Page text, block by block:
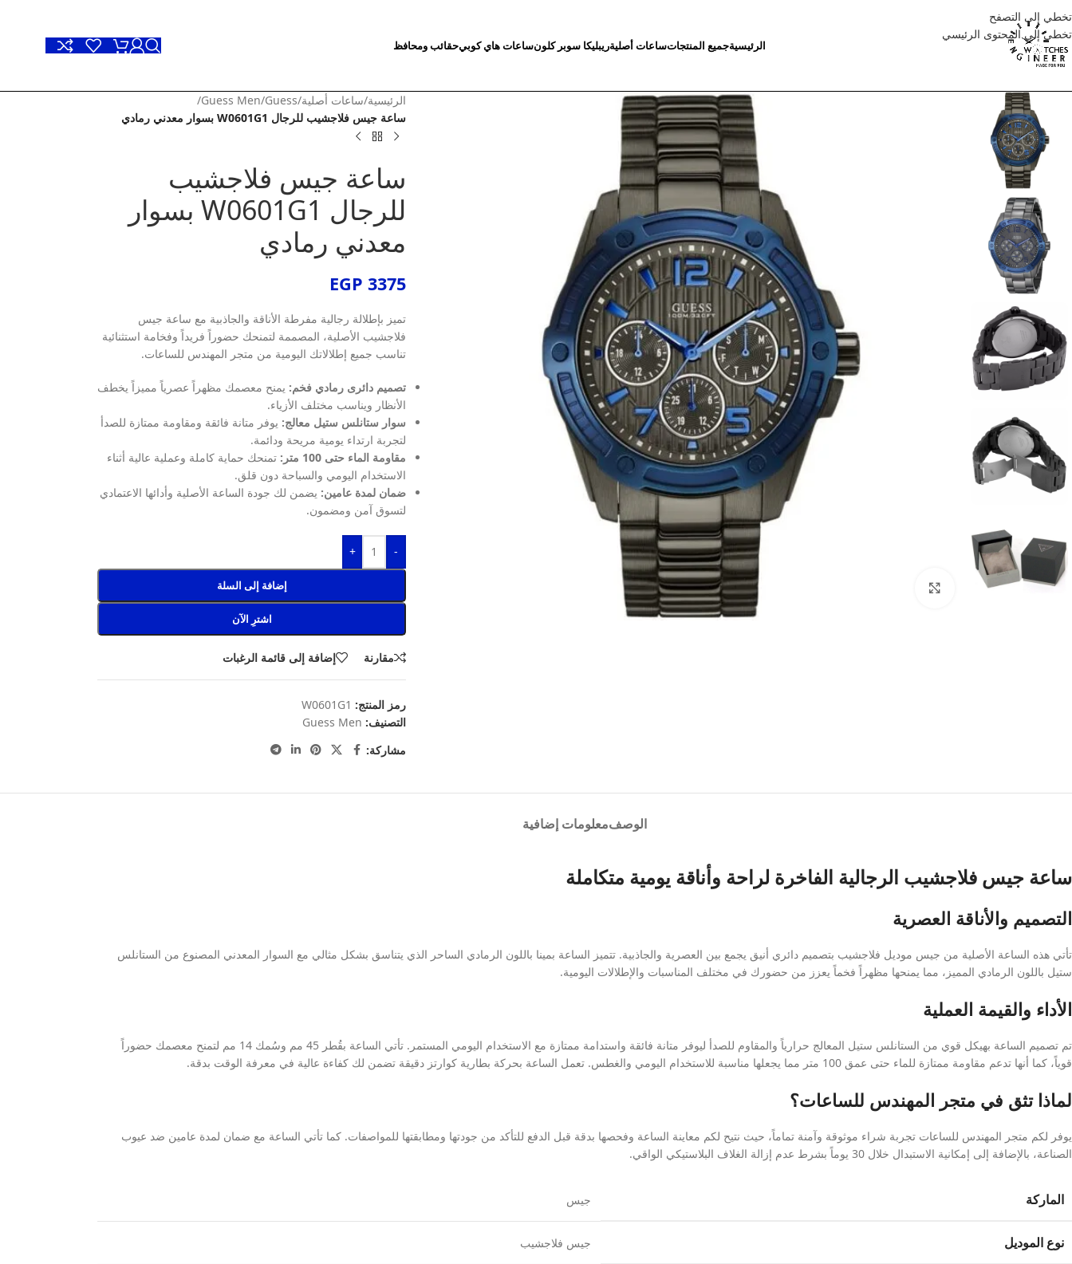
تخطي إلى التصفح
تخطي إلى المحتوى الرئيسي
الرئيسيةجميع المنتجاتساعات أصليةريبليكا سوبر كلونساعات هاي كوبيحقائب ومحافظ
الرئيسية/ساعات أصلية/
Guess
/
Guess Men
/
ساعة جيس فلاجشيب للرجال W0601G1 بسوار معدني رمادي
ساعة جيس فلاجشيب
للرجال W0601G1 بسوار
معدني رمادي
EGP 3375
تميز بإطلالة رجالية مفرطة الأناقة والجاذبية مع ساعة جيس
فلاجشيب الأصلية، المصممة لتمنحك حضوراً فريداً وفخامة استثنائية
تناسب جميع إطلالاتك اليومية من متجر المهندس للساعات.
تصميم دائرى رمادي فخم: يمنح معصمك مظهراً عصرياً مميزاً يخطف
الأنظار ويناسب مختلف الأزياء.
سوار ستانلس ستيل معالج: يوفر متانة فائقة ومقاومة ممتازة للصدأ
لتجربة ارتداء يومية مريحة ودائمة.
مقاومة الماء حتى 100 متر:
تمنحك حماية كاملة وعملية عالية أثناء
الاستخدام اليومي والسباحة دون قلق.
ضمان لمدة عامين: يضمن لك جودة الساعة الأصلية وأدائها الاعتمادي
لتسوق آمن ومضمون.
-
+
إضافة إلى السلة
اشترِ الآن
مقارنة إضافة إلى قائمة الرغبات
رمز المنتج: W0601G1
التصنيف: Guess Men
مشاركة:
الوصفمعلومات إضافية
ساعة جيس فلاجشيب الرجالية الفاخرة لراحة وأناقة يومية متكاملة
التصميم والأناقة العصرية
تأتي هذه الساعة الأصلية من جيس موديل فلاجشيب بتصميم دائري أنيق يجمع بين العصرية والجاذبية. تتميز الساعة بمينا باللون الرمادي الساحر الذي يتناسق بشكل مثالي مع السوار المعدني المصنوع من الستانلس
ستيل باللون الرمادي المميز، مما يمنحها مظهراً فخماً يعزز من حضورك في مختلف المناسبات والإطلالات اليومية.
الأداء والقيمة العملية
تم تصميم الساعة بهيكل قوي من الستانلس ستيل المعالج حرارياً والمقاوم للصدأ ليوفر متانة فائقة واستدامة ممتازة مع الاستخدام اليومي المستمر. تأتي الساعة بقُطر 45 مم وسُمك 14 مم لتمنح معصمك حضوراً
قوياً، كما أنها تدعم مقاومة ممتازة للماء حتى عمق 100 متر مما يجعلها مناسبة للاستخدام اليومي والغطس. تعمل الساعة بحركة بطارية كوارتز دقيقة تضمن لك كفاءة عالية في معرفة الوقت بدقة.
لماذا تثق في متجر المهندس للساعات؟
يوفر لكم متجر المهندس للساعات تجربة شراء موثوقة وآمنة تماماً، حيث نتيح لكم معاينة الساعة وفحصها بدقة قبل الدفع للتأكد من جودتها ومطابقتها للمواصفات. كما تأتي الساعة مع ضمان لمدة عامين ضد عيوب
الصناعة، بالإضافة إلى إمكانية الاستبدال خلال 30 يوماً بشرط عدم إزالة الغلاف البلاستيكي الواقي.
الماركة جيس
نوع الموديل جيس فلاجشيب